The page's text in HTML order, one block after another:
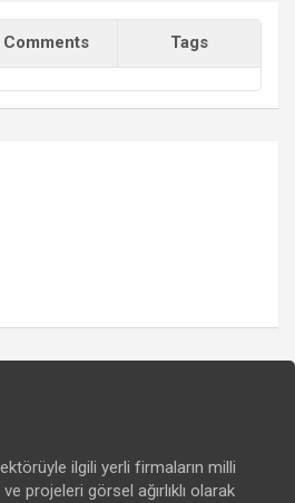
Comments Tags
ilgili yerli firmaların milli
projeleri görsel ağırlıklı olarak